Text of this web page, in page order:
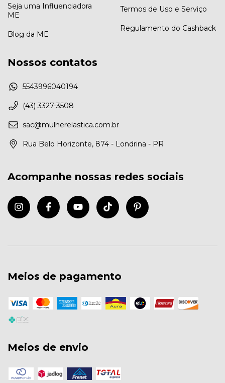
Seja uma Influenciadora
ME
Blog da ME
Termos de Uso e Serviço
Regulamento do Cashback
Nossos contatos
5543996040194
(43) 3327-3508
sac@mulherelastica.com.br
Rua Belo Horizonte, 874 - Londrina - PR
Acompanhe nossas redes sociais
Meios de pagamento
Meios de envio